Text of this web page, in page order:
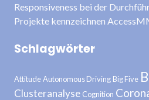
Responsiveness bei der
Projekte kennzeichnen
Schlagwörter
AttitudeAutonomous Driving Big Five
Clusteranalyse Cognition